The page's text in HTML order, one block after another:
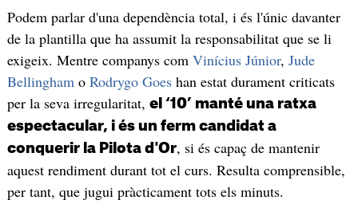
Podem parlar d'una dependència total, i és l'únic davanter
de la plantilla que ha assumit la responsabilitat que se li
exigeix. Mentre companys com Vinícius Júnior, Jude
Bellinghamo Rodrygo Goeshan estat durament criticats
per la seva irregularitat, el ‘10’ manté una ratxa
espectacular, i és un ferm candidat a
conquerir la Pilota d'Or, si és capaç de mantenir
aquest rendiment durant tot el curs. Resulta comprensible,
per tant, que jugui pràcticament tots els minuts.